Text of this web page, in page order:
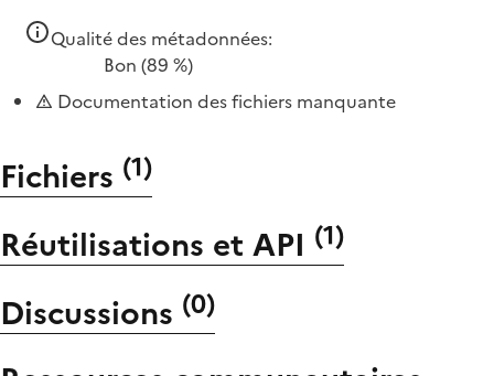
Qualité des métadonnées:
Bon (89 %)
Documentation des fichiers manquante
Fichiers (1)
Réutilisations et API (1)
Discussions (0)